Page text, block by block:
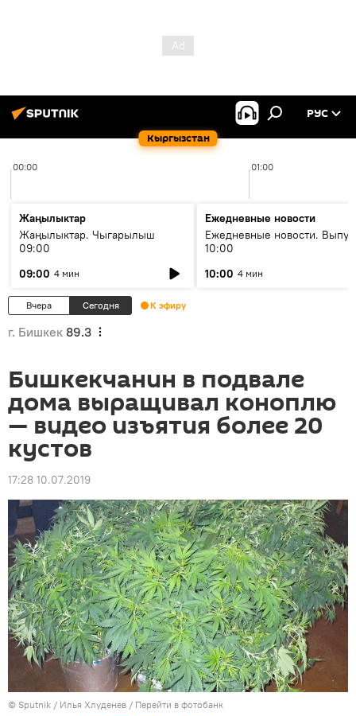
Кыргызстан
РУС
00:00 01:00
Жаңылыктар
Жаңылыктар. Чыгарылыш
09:00
09:00 4 мин
Ежедневные новости
Ежедневные новости.
10:00
10:00 4 мин
Вчера Сегодня К эфиру
г. Бишкек 89.3
Бишкекчанин в подвале
дома выращивал коноплю
— видео изъятия более 20
кустов
17:28 10.07.2019
© Sputnik / Илья Хлуденев / Перейти в фотобанк